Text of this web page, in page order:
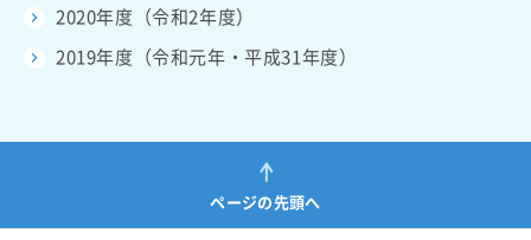
2020年度（令和2年度）
2019年度（令和元年・平成31年度）
ページの先頭へ